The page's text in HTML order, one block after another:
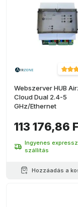
Webszerver HUB
Cloud Dual 2.4-5
GHz/Ethernet
113 176,86
Ingyenes expressz
szállítás
Hozzáadás a